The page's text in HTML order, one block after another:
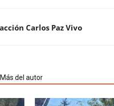
Carlos Paz Vivo
Más del autor